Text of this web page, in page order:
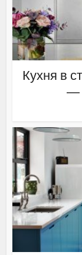
Кухня в
—